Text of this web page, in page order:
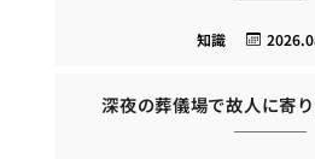
知識
深夜の葬儀場で故人に寄